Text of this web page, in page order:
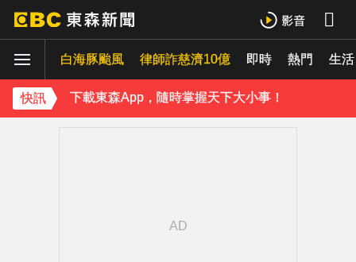
白海豚颱風 律師詐慈濟10億 即時 熱門 生活
快訊
八點檔女神美照遭放大腳趾！被酸「暗沉皺褶」本人無奈回應
下載東森App，隨時掌握天下大小事！